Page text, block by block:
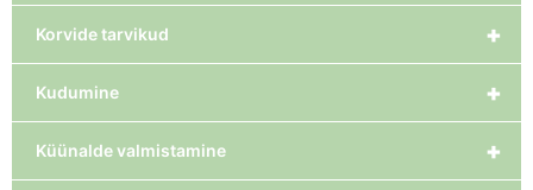
+
Korvide tarvikud
+
Kudumine
+
Küünalde valmistamine